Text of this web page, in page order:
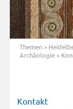
Themen >
Archäologie >
Kontakt